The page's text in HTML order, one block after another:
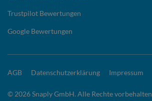
Trustpilot Bewertungen
Google Bewertungen
AGB Datenschutzerklärung Impressum
© 2026 Snaply GmbH. Alle Rechte vorbehalten